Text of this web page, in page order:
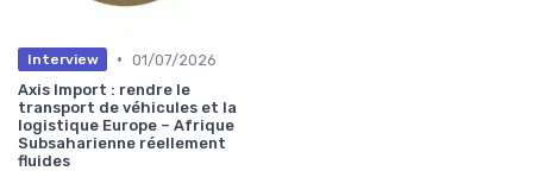
Interview • 01/07/2026
Axis Import : rendre le
transport de véhicules et la
logistique Europe – Afrique
Subsaharienne réellement
fluides